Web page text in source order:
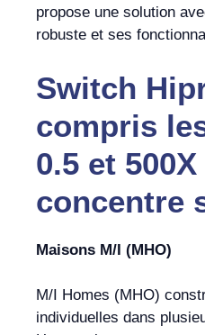
propose une solution
robuste et ses
Switch
compris
0.5 et
concentre
Maisons M/I (MHO)
M/I Homes (MHO)
individuelles dans